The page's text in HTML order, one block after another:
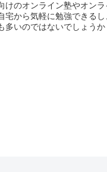
けのオンライン塾やオン
宅から気軽に勉強できる
多いのではないでしょうか